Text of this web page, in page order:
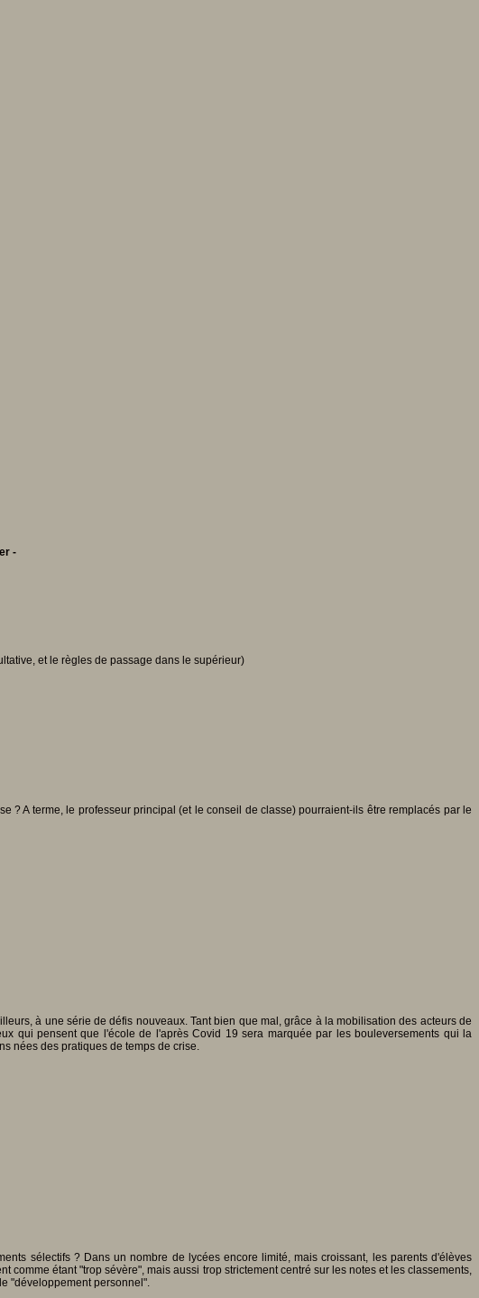
-
et le règles de passage dans le supérieur)
A terme, le professeur principal (et le conseil de classe) pourraient-ils être remplacés par le
à une série de défis nouveaux. Tant bien que mal, grâce à la mobilisation des acteurs de
qui pensent que l'école de l'après Covid 19 sera marquée par les bouleversements qui la
nées des pratiques de temps de crise.
sélectifs ? Dans un nombre de lycées encore limité, mais croissant, les parents d'élèves
étant "trop sévère", mais aussi trop strictement centré sur les notes et les classements,
"développement personnel".